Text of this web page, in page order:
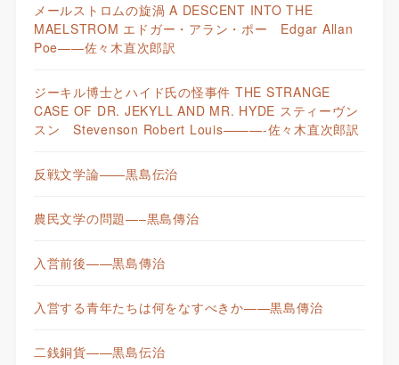
メールストロムの旋渦 A DESCENT INTO THE
MAELSTROM エドガー・アラン・ポー Edgar Allan
Poe——佐々木直次郎訳
ジーキル博士とハイド氏の怪事件 THE STRANGE
CASE OF DR. JEKYLL AND MR. HYDE スティーヴン
スン Stevenson Robert Louis———-佐々木直次郎訳
反戦文学論——黒島伝治
農民文学の問題—–黒島傳治
入営前後——黒島傳治
入営する青年たちは何をなすべきか——黒島傳治
二銭銅貨——黒島伝治